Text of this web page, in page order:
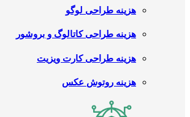
هزینه طراحی لوگو
هزینه طراحی کاتالوگ و بروشور
هزینه طراحی کارت ویزیت
هزینه روتوش عکس